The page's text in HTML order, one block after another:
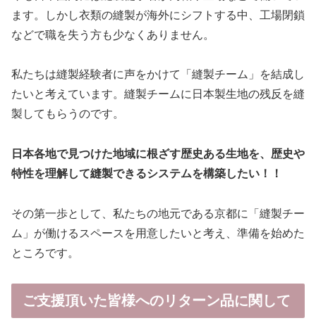
ます。しかし衣類の縫製が海外にシフトする中、工場閉鎖
などで職を失う方も少なくありません。
私たちは縫製経験者に声をかけて「縫製チーム」を結成し
たいと考えています。縫製チームに日本製生地の残反を縫
製してもらうのです。
日本各地で見つけた地域に根ざす歴史ある生地を、歴史や
特性を理解して縫製できるシステムを構築したい！！
その第一歩として、私たちの地元である京都に「縫製チー
ム」が働けるスペースを用意したいと考え、準備を始めた
ところです。
ご支援頂いた皆様へのリターン品に関して